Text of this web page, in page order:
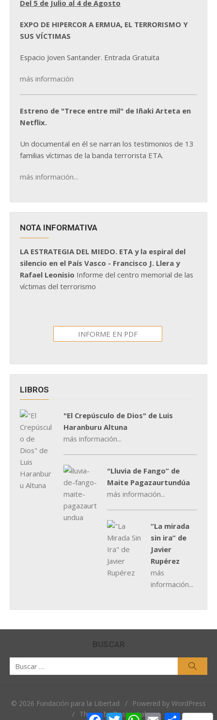
Del 5 de Julio al 4 de Agosto
EXPO DE HIPERCOR A ERMUA, EL TERRORISMO Y
SUS VÍCTIMAS
Espacio Joven Santander. Entrada Gratuita
más información
Estreno de "Trece entre mil" de Iñaki Arteta en
Netflix.
Un documental en él se narran los testimonios de 13
familias víctimas de la banda terrorista ETA.
más información...
NOTA INFORMATIVA
LA ESTRATEGIA DEL MIEDO. ETA y la espiral del
silencio en el País Vasco - Francisco J. Llera y
Rafael Leonisio Informe del centro memorial de las
víctimas del terrorismo
INFORME EN PDF
LIBROS
"El Crepúsculo de Dios" de Luis
Haranburu Altuna
más información...
"Lluvia de Fango” de
Maite Pagazaurtundúa
más información...
“La mirada
sin ira” de
Javier
Rupérez
más
información...
BUSCAR
© 2026 Fundación para la Libertad /
Powered by WordPress
/ Theme by Design Lab
Facebook
TwitterWhatsApp
EmailCompartir